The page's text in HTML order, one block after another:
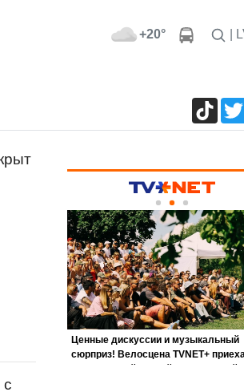
+20° |